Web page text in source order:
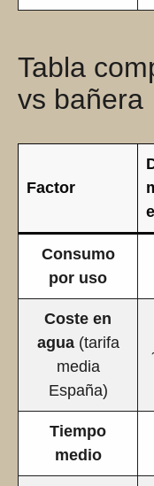
Tabla
vs bañera
Factor
Consumo
por uso
Coste en
agua(tarifa
media
España)
Tiempo
medio